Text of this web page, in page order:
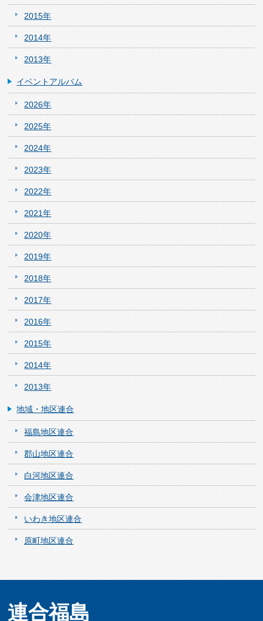
2015年
2014年
2013年
イベントアルバム
2026年
2025年
2024年
2023年
2022年
2021年
2020年
2019年
2018年
2017年
2016年
2015年
2014年
2013年
地域・地区連合
福島地区連合
郡山地区連合
白河地区連合
会津地区連合
いわき地区連合
原町地区連合
連合福島